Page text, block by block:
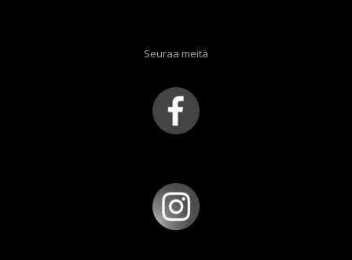
Seuraa meitä